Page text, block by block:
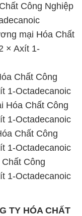
Công Nghiệp
mại Hóa Chất
× Axít 1-
Chất Công
1-Octadecanoic
Hóa Chất Công
1-Octadecanoic
Chất Công
1-Octadecanoic
Công
1-Octadecanoic
TY HÓA CHẤT